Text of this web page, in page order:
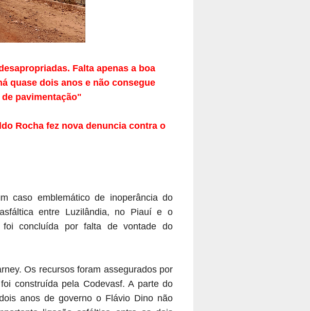
Falta apenas a boa
quase dois anos e não consegue
pavimentação"
Rocha fez nova denuncia contra o
caso emblemático de inoperância do
entre Luzilândia, no Piauí e o
concluída por falta de vontade do
Os recursos foram assegurados por
construída pela Codevasf. A parte do
anos de governo o Flávio Dino não